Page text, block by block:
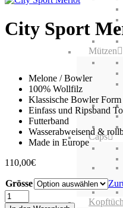
Mützen
Caps
City Sport
Melone / Bowler
100% Wollfilz
Klassische Bowler Form
Einfass und Ripsband
Futterband
Wasserabweisend &
Made in Europe
110,00€
Grösse
City
Sport